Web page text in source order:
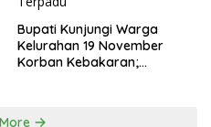
Bupati Kunjungi Warga
Kelurahan 19 November
Korban Kebakaran;